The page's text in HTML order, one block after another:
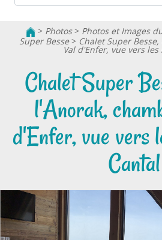
> Photos> Photos et Images
Super Besse> Chalet Super
Val d'Enfer, vue vers
Chalet Super
l'Anorak,
d'Enfer, vue vers
Cantal